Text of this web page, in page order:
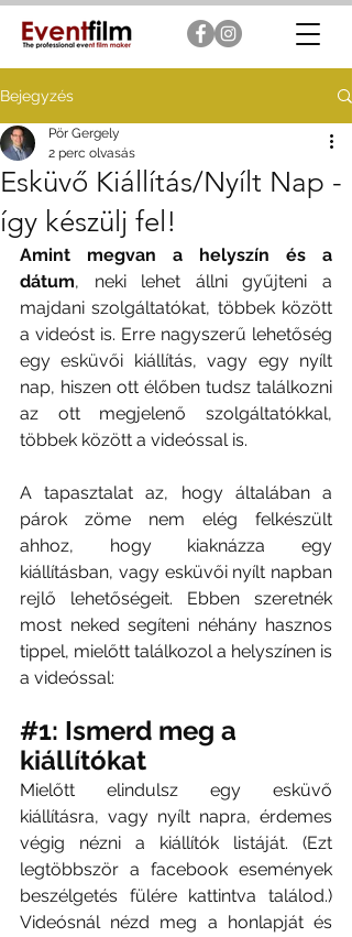
Bejegyzés
Esküvő Kiállítás/Nyílt Nap -
így készülj fel!
Pör Gergely
2 perc olvasás
Amint megvan a helyszín és a
dátum, neki lehet állni gyűjteni a
majdani szolgáltatókat, többek között
a videóst is. Erre nagyszerű lehetőség
egy esküvői kiállítás, vagy egy nyílt
nap, hiszen ott élőben tudsz találkozni
az ott megjelenő szolgáltatókkal,
többek között a videóssal is.
A tapasztalat az, hogy általában a
párok zöme nem elég felkészült
ahhoz, hogy kiaknázza egy
kiállításban, vagy esküvői nyílt napban
rejlő lehetőségeit. Ebben szeretnék
most neked segíteni néhány hasznos
tippel, mielőtt találkozol a helyszínen is
a videóssal:
#1: Ismerd meg a
kiállítókat
Mielőtt elindulsz egy esküvő
kiállításra, vagy nyílt napra, érdemes
végig nézni a kiállítók listáját. (Ezt
legtöbbször a facebook események
beszélgetés fülére kattintva találod.)
Videósnál nézd meg a honlapját és